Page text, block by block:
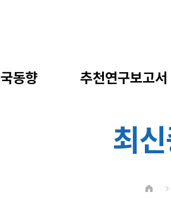
동향 추천연구보고서
최